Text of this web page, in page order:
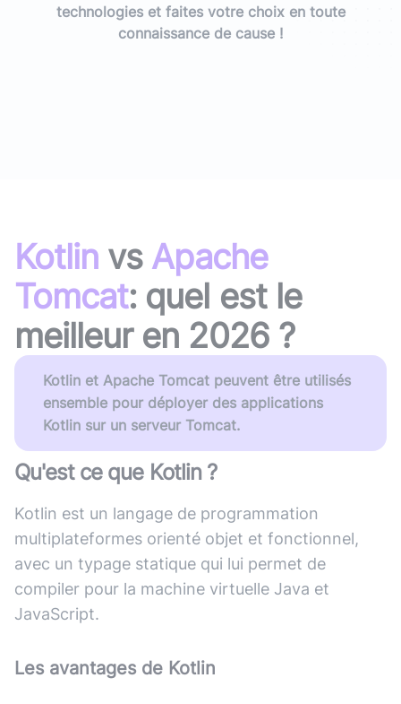
technologies et faites votre choix en toute
connaissance de cause !
Kotlin vs Apache
Tomcat: quel est le
meilleur en 2026?
Kotlin et Apache Tomcat peuvent être utilisés
ensemble pour déployer des applications
Kotlin sur un serveur Tomcat.
Qu'est ce que Kotlin?
Kotlin est un langage de programmation
multiplateformes orienté objet et fonctionnel,
avec un typage statique qui lui permet de
compiler pour la machine virtuelle Java et
JavaScript.
Les avantages de Kotlin